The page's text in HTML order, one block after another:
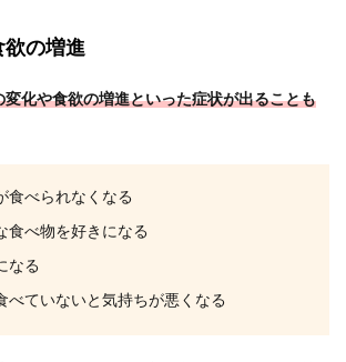
欲の増進
変化や食欲の増進といった症状が出ることも
食べられなくなる
食べ物を好きになる
なる
べていないと気持ちが悪くなる